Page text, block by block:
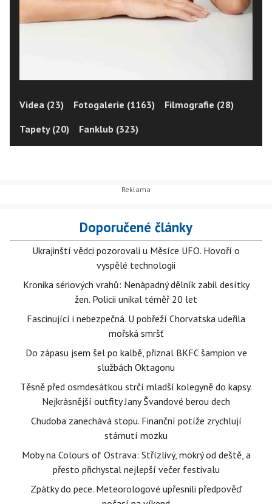
Videa (23) Fotogalerie (1163)
Filmografie (28)
Tapety (20)
Fanklub (323)
Doporučené články
Ukrajinští vědci pozorovali u Měsíce UFO. Hovoří o
vyspělé technologii
Kronika sériových vrahů: Nenápadný dělník zabil desítky
žen. Policii unikal téměř 20 let
Fascinující i nebezpečná. U pobřeží Chorvatska udeřila
mořská smršť
Do zápasu jsem šel po kalbě, přiznal BKFC šampion ve
službách Oktagonu
Těsně před osmdesátkou strčí mladší kolegyně do kapsy.
Nejkrásnější outfity Jany Švandové berou dech
Chudoba zanechává stopu. Finanční potíže zrychlují
stárnutí mozku
Moby na Colours of Ostrava: Střízlivý, mokrý od deště, a
přesto přichystal nejlepší večer festivalu
Zpátky do pece. Meteorologové upřesnili předpověď